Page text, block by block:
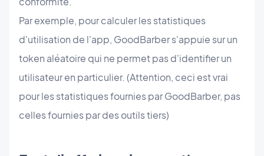
Par exemple, pour calculer les statistiques
d'utilisation de l'app, GoodBarber s'appuie sur un
token aléatoire qui ne permet pas d'identifier un
utilisateur en particulier. (Attention, ceci est vrai
pour les statistiques fournies par GoodBarber, pas
celles fournies par des outils tiers)